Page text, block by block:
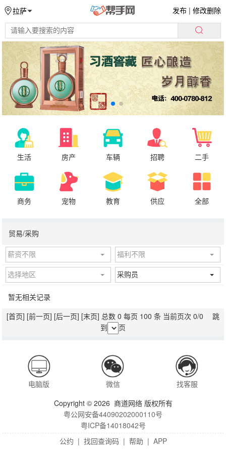
拉萨 发布 |修改删除
生活 房产 车辆 招聘 二手
商务 宠物 教育 供应 全部
贸易/采购
薪资不限 福利不限
选择地区 采购员
暂无相关记录
[首页] [前一页] [后一页] [末页] 总数 0 每页 100 条 当前页次 0/0 跳
到
页
电脑版 微信
找客服
Copyright © 2026 商道网络 版权所有
粤公网安备44090202000110号
粤ICP备14018042号
公约 | 找回查询码 | 帮助 | APP